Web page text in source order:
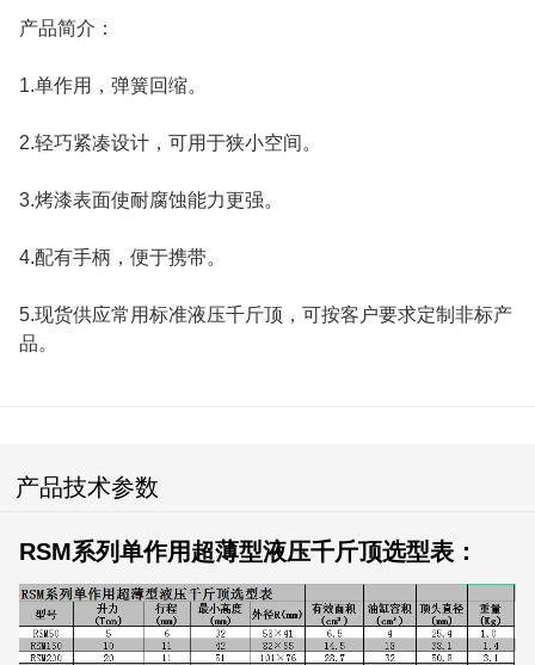
产品简介：
1.单作用，弹簧回缩。
2.轻巧紧凑设计，可用于狭小空间。
3.烤漆表面使耐腐蚀能力更强。
4.配有手柄，便于携带。
5.现货供应常用标准液压千斤顶，可按客户要求定制非标产
品。
产品技术参数
RSM系列单作用超薄型液压千斤顶选型表：